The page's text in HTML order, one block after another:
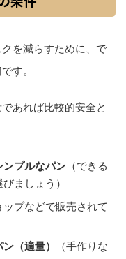
を減らすために、で
す。
あれば比較的安全と
プルなパン （できる
ましょう）
ップなどで販売されて
（適量）
（手作りな